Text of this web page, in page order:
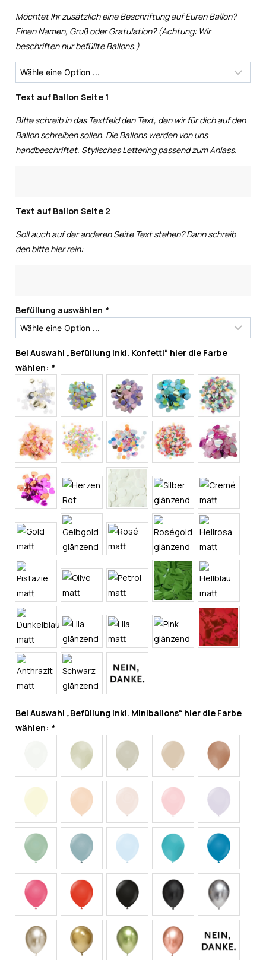
Möchtet Ihr zusätzlich eine Beschriftung auf Euren Ballon?
Einen Namen, Gruß oder Gratulation? (Achtung: Wir
beschriften nur befüllte Ballons.)
Text auf Ballon Seite 1
Bitte schreib in das Textfeld den Text, den wir für dich auf den
Ballon schreiben sollen. Die Ballons werden von uns
handbeschriftet. Stylisches Lettering passend zum Anlass.
Text auf Ballon Seite 2
Soll auch auf der anderen Seite Text stehen? Dann schreib
den bitte hier rein:
Befüllung auswählen *
Bei Auswahl „Befüllung inkl. Konfetti“ hier die Farbe
wählen: *
Bei Auswahl „Befüllung inkl. Miniballons“ hier die Farbe
wählen: *